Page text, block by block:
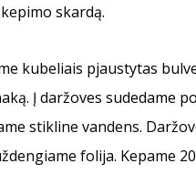
skardą.
kubeliais pjaustytas
Į daržoves sudedame
stikline vandens.
folija. Kepame